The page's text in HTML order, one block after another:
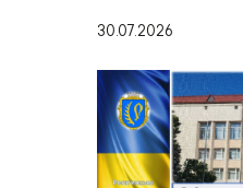
30.07.2026